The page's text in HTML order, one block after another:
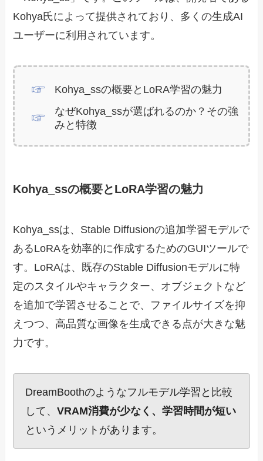
Kohya氏によって提供されており、多くの生成AI
ユーザーに利用されています。
Kohya_ssの概要とLoRA学習の魅力
なぜKohya_ssが選ばれるのか？その強
みと特徴
Kohya_ssの概要とLoRA学習の魅力
Kohya_ssは、Stable Diffusionの追加学習モデルで
あるLoRAを効率的に作成するためのGUIツールで
す。LoRAは、既存のStable Diffusionモデルに特
定のスタイルやキャラクター、オブジェクトなど
を追加で学習させることで、ファイルサイズを抑
えつつ、高品質な画像を生成できる点が大きな魅
力です。
DreamBoothのようなフルモデル学習と比較
して、VRAM消費が少なく、学習時間が短い
というメリットがあります。